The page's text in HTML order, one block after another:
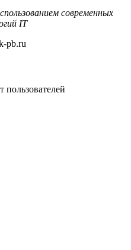
современных
IT
pb.ru
пользователей